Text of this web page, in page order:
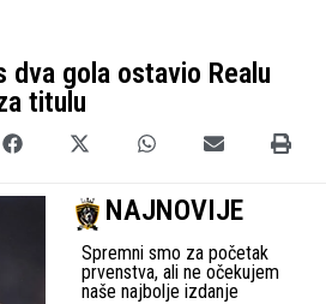
dva gola ostavio Realu
titulu
NAJNOVIJE
Spremni smo za početak
prvenstva, ali ne očekujem
naše najbolje izdanje